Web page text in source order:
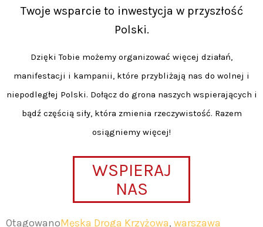
Twoje wsparcie to inwestycja w przyszłość
Polski.
Dzięki Tobie możemy organizować więcej działań,
manifestacji i kampanii, które przybliżają nas do wolnej i
niepodległej Polski. Dołącz do grona naszych wspierających i
bądź częścią siły, która zmienia rzeczywistość. Razem
osiągniemy więcej!
WSPIERAJ
NAS
OtagowanoMęska Droga Krzyżowa, warszawa